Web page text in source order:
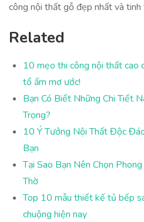
công nội thất gỗ đẹp nhất và tinh
Related
10 mẹo thi công nội thất cao
tổ ấm mơ ước!
Bạn Có Biết Những Chi Tiết
Trọng?
10 Ý Tưởng Nội Thất Độc
Bạn
Tại Sao Bạn Nên Chọn
Thờ
Top 10 mẫu thiết kế tủ bếp
chuộng hiện nay